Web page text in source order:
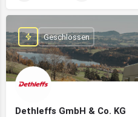
Dethleffs GmbH & Co. KG
Geschlossen